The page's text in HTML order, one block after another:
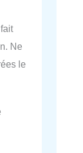
Ne
le